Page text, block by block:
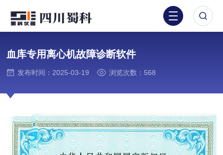
血库专用离心机故障诊断软件
发布时间：2025-03-19 浏览次数：568